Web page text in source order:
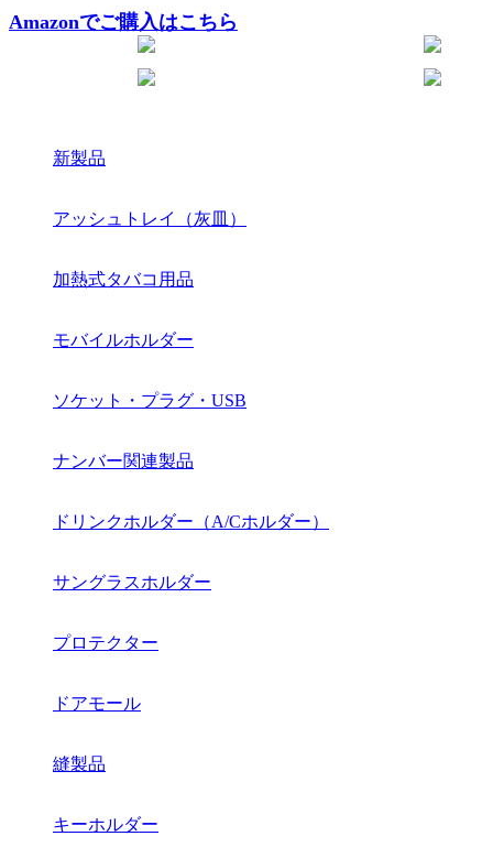
Amazonでご購入はこちら
新製品
アッシュトレイ（灰皿）
加熱式タバコ用品
モバイルホルダー
ソケット・プラグ・USB
ナンバー関連製品
ドリンクホルダー（A/Cホルダー）
サングラスホルダー
プロテクター
ドアモール
縫製品
キーホルダー